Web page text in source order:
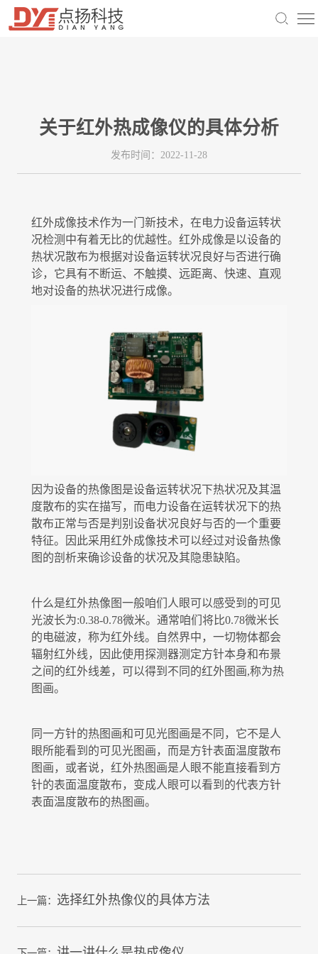
产品中心
PCB电路分析仪
手机热成像
望远镜热成像
建筑检查
公司动态
技术支持
用户手册
人才招聘
关于红外热成像仪的具体分析
发布时间：2022-11-28
红外成像技术作为一门新技术，在电力设备运转状
况检测中有着无比的优越性。红外成像是以设备的
热状况散布为根据对设备运转状况良好与否进行确
诊，它具有不断运、不触摸、远距离、快速、直观
地对设备的热状况进行成像。
因为设备的热像图是设备运转状况下热状况及其温
度散布的实在描写，而电力设备在运转状况下的热
散布正常与否是判别设备状况良好与否的一个重要
特征。因此采用红外成像技术可以经过对设备热像
图的剖析来确诊设备的状况及其隐患缺陷。
什么是红外热像图一般咱们人眼可以感受到的可见
光波长为:0.38-0.78微米。通常咱们将比0.78微米长
的电磁波，称为红外线。自然界中，一切物体都会
辐射红外线，因此使用探测器测定方针本身和布景
之间的红外线差，可以得到不同的红外图画,称为热
图画。
同一方针的热图画和可见光图画是不同，它不是人
眼所能看到的可见光图画，而是方针表面温度散布
图画，或者说，红外热图画是人眼不能直接看到方
针的表面温度散布，变成人眼可以看到的代表方针
表面温度散布的热图画。
上一篇： 选择红外热像仪的具体方法